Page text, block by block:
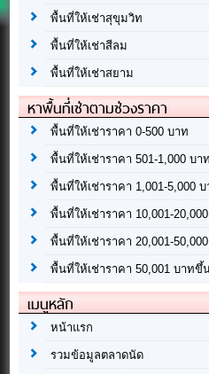
พื้นที่ให้เช่าสุขุมวิท
พื้นที่ให้เช่าสีลม
พื้นที่ให้เช่าสยาม
หาพื้นที่เช่าตามช่วงราคา
พื้นที่ให้เช่าราคา 0-500 บาท
พื้นที่ให้เช่าราคา 501-1,000 บาท
พื้นที่ให้เช่าราคา 1,001-5,000 บ
พื้นที่ให้เช่าราคา 10,001-
พื้นที่ให้เช่าราคา 20,001-
พื้นที่ให้เช่าราคา 50,001 บาทขึ้
เมนูหลัก
หน้าแรก
รวมข้อมูลตลาดนัด